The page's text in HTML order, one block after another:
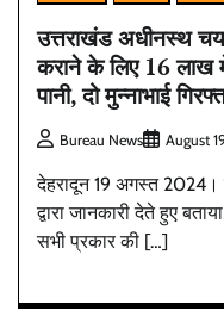
उत्तराखंड अधीनस्थ
कराने के लिए 16 लाख
पानी, दो मुन्नाभाई
Bureau News August
देहरादून 19 अगस्त
द्वारा जानकारी देते हुए
सभी प्रकार की […]